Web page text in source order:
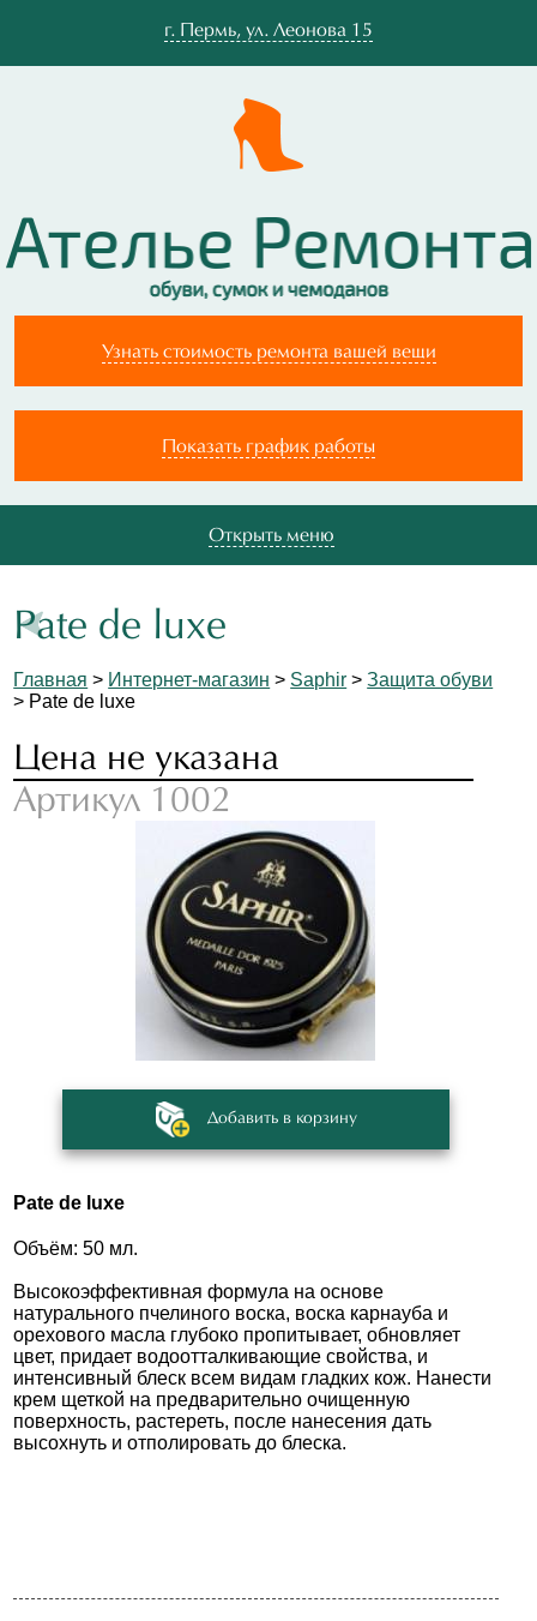
г. Пермь, ул. Леонова 15
Узнать стоимость ремонта вашей вещи
Показать график работы
Открыть меню
Pate de luxe
Главная > Интернет-магазин > Saphir >Защита обуви
> Pate de luxe
Цена не указана
Артикул 1002
Добавить в корзину
Pate de luxe
Объём: 50 мл.
Высокоэффективная формула на основе
натурального пчелиного воска, воска карнауба и
орехового масла глубоко пропитывает, обновляет
цвет, придает водоотталкивающие свойства, и
интенсивный блеск всем видам гладких кож. Нанести
крем щеткой на предварительно очищенную
поверхность, растереть, после нанесения дать
высохнуть и отполировать до блеска.